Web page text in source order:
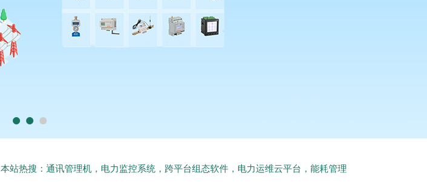
本站热搜：通讯管理机，电力监控系统，跨平台组态软件，电力运维云平台，能耗管理